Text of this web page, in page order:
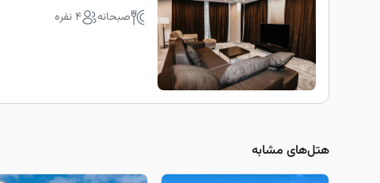
صبحانه 4 نفره
هتل‌های مشابه